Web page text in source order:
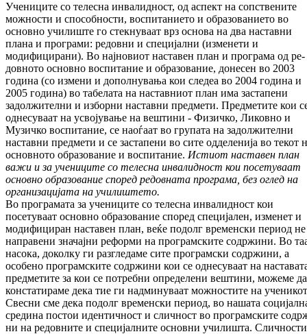
Учениците со телесна инвалидност, од аспект на сопствените
можности и способ­нос­ти, воспитанието и образованието во
основ­но училиште го стекнуваат врз основа на два наставни
плана и програми: редовни и специјални (изменети и
модифицирани). Во најновиот наставен план и програма од ре­
довното основно воспитание и обра­зо­ва­ние, донесен во 2003
година (со измени и до­пол­нувања кои следеа во 2004 година и
2005 го­дина) во табелата на наставниот план има за­стапени
задолжителни и изборни наставни пред­мети. Предметите кои
однесуваат на ус­војување на вештини - Физичко, Ликовно и
Музичко воспитание, се наоѓаат во групата на задолжителни
наставни предмети и се за­ста­пени во сите одделенија во текот
основ­ното образование и воспитание. Истиот наставен план
важи и за учениците со телесна инвалидност кои посетуваат
основно образование според редовната програма, без оглед на
организацијата на училиштето.
Во програмата за учениците со телесна инва­лид­ност кои
посетуваат основно обра­зо­ва­ние според специјален, изменет и
моди­фи­ци­ран наставен план, веќе подолг временски пе­риод не
направени значајни реформи на про­грамските содржини. Во
насока, до­кол­ку ги разгледаме сите програмски со­др­жи­ни, а
особено програмските содржи­ни кои се однесуваат на
пред­ме­ти­те за кои се потребни определени вештини, мо­же­ме да
констатираме дека тие ги над­ми­ну­ваат мож­ностите на
Свесни сме дека подолг временски период, во нашата
средина постои иден­тич­­ност и сличност во програмските
ни на редовните и специјалните основни учи­лишта.